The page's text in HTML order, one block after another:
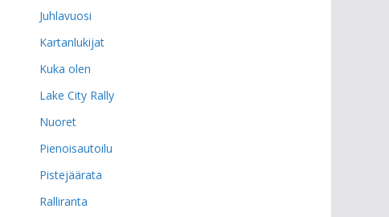
Juhlavuosi
Kartanlukijat
Kuka olen
Lake City Rally
Nuoret
Pienoisautoilu
Pistejäärata
Ralliranta